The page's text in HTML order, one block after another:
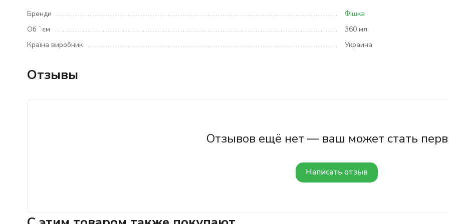
Бренди
Фішка
Об `єм
360 мл
Країна виробник
Украина
Отзывы
Отзывов ещё нет — ваш может стать
Написать отзыв